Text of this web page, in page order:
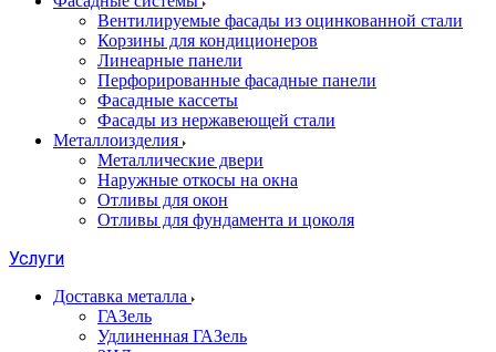
Вентилируемые фасады из оцинкованной стали
Корзины для кондиционеров
Линеарные панели
Перфорированные фасадные панели
Фасадные кассеты
Фасады из нержавеющей стали
Металлоизделия
Металлические двери
Наружные откосы на окна
Отливы для окон
Отливы для фундамента и цоколя
Услуги
Доставка металла
ГАЗель
Удлиненная ГАЗель